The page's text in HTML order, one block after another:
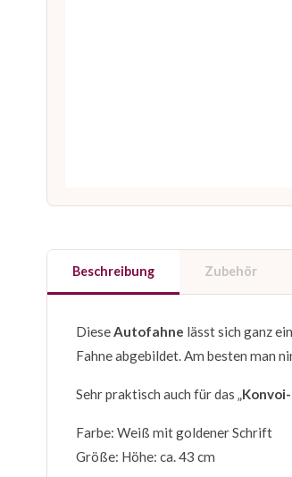
Beschreibung Zubehör
DieseAutofahne lässt sich ganz
Fahne abgebildet. Am besten man
Sehr praktisch auch für das „
Farbe: Weiß mit goldener Schrift
Größe: Höhe: ca. 43 cm